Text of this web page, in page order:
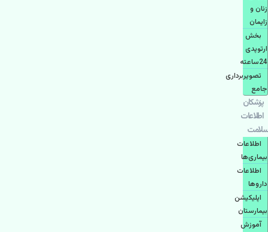
زنان و
زایمان
بخش
ارتوپدی
24ساعته
تصویربرداری
جامع
پزشكان
اطلاعات
سلامت
اطلاعات
بیماری‌ها
اطلاعات
دارو‌ها
اپليكيشن
بيمارستان
آموزش